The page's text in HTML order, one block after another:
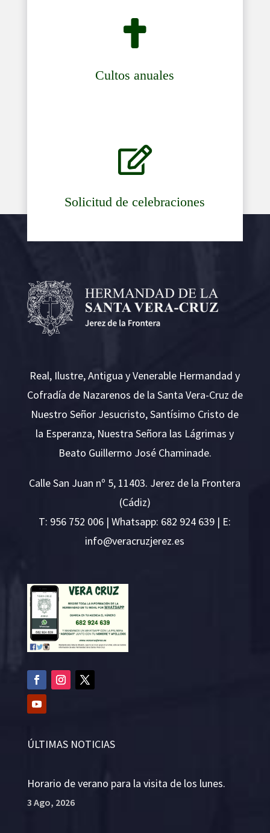

Cultos anuales

Solicitud de celebraciones
Real, Ilustre, Antigua y Venerable Hermandad y
Cofradía de Nazarenos de la Santa Vera-Cruz de
Nuestro Señor Jesucristo, Santísimo Cristo de
la Esperanza, Nuestra Señora las Lágrimas y
Beato Guillermo José Chaminade.
Calle San Juan nº 5, 11403. Jerez de la Frontera
(Cádiz)
T: 956 752 006 | Whatsapp: 682 924 639 | E:
se.ze
rejzu
rcare
v@ofn
i
ÚLTIMAS NOTICIAS
Horario de verano para la visita de los lunes.
3 Ago, 2026